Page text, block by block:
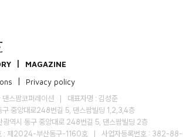
MAGAZINE
Privacy policy
스팜코퍼레이션
대표자명 : 김성준
구 중앙대로248번길 5, 댄스팜빌딩 1,2,3,4층
광역시 동구 중앙대로 248번길 5, 댄스팜빌딩 2층
: 제2024-부산동구-1160호
사업자등록번호 : 382-